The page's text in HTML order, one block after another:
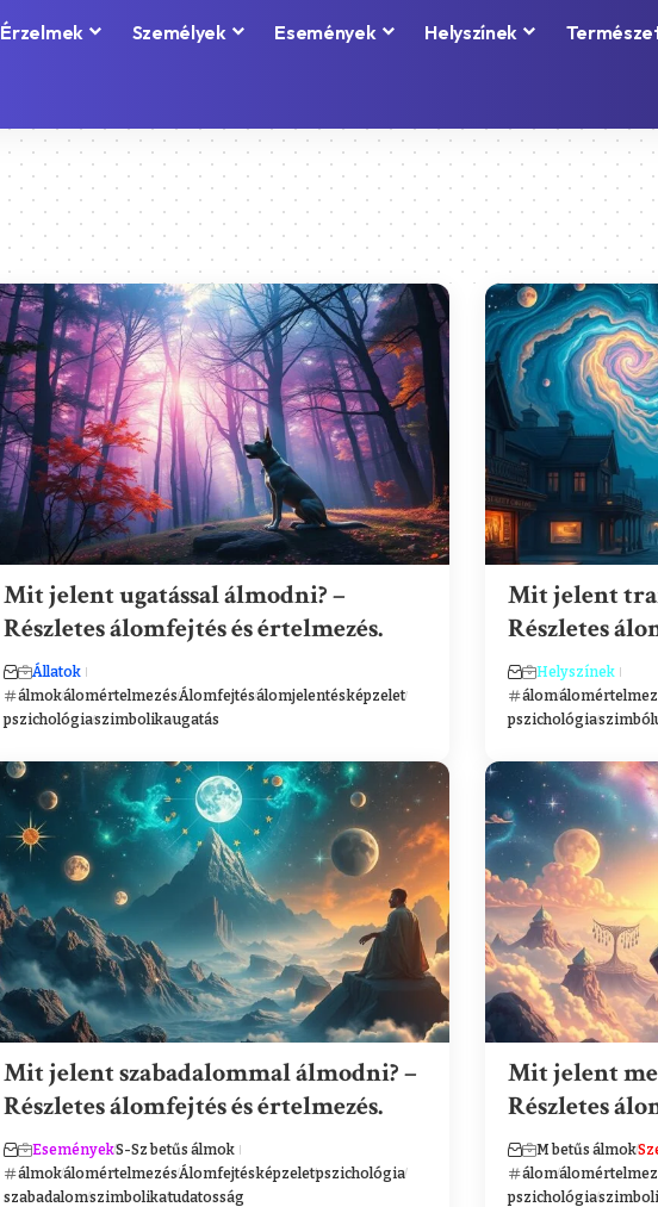
Érzelmek Személyek Események Helyszínek
Mit jelent ugatással álmodni? –
Részletes álomfejtés és értelmezés.
Állatok
álmokálomértelmezésÁlomfejtésálomjelentésképzelet
pszichológiaszimbolikaugatás
Mit jelent
Részletes
Helyszínek
álom
pszichológia
Mit jelent szabadalommal álmodni? –
Részletes álomfejtés és értelmezés.
EseményekS-Sz betűs álmok
álmokálomértelmezésÁlomfejtésképzeletpszichológia
szabadalomszimbolikatudatosság
Mit jelent
Részletes
M betűs álmok
álom
pszichológia